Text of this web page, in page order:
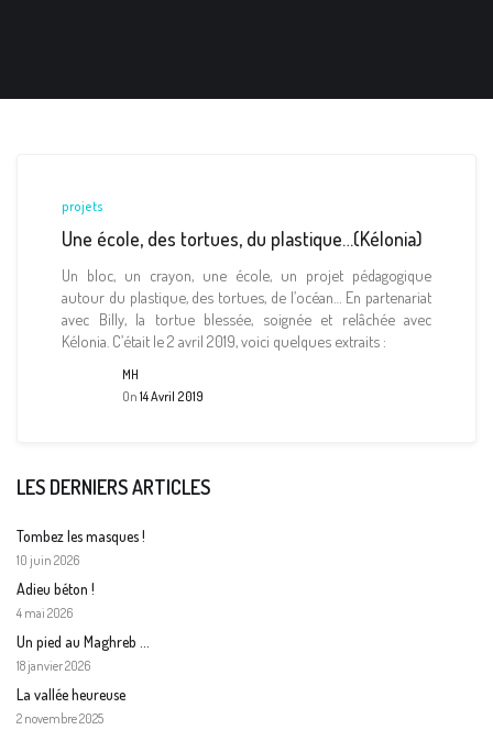
projets
Une école, des tortues, du plastique…(Kélonia)
Un bloc, un crayon, une école, un projet pédagogique
autour du plastique, des tortues, de l’océan… En partenariat
avec Billy, la tortue blessée, soignée et relâchée avec
Kélonia. C’était le 2 avril 2019, voici quelques extraits :
MH
On 14 Avril 2019
LES DERNIERS ARTICLES
Tombez les masques !
10 juin 2026
Adieu béton !
4 mai 2026
Un pied au Maghreb …
18 janvier 2026
La vallée heureuse
2 novembre 2025